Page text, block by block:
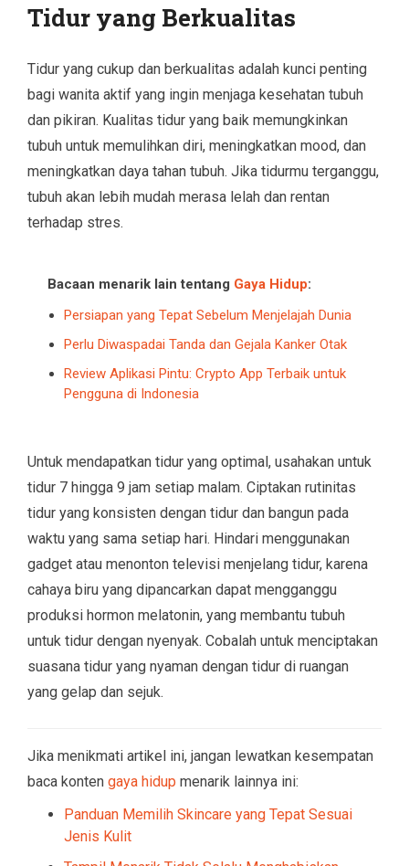
Tidur yang Berkualitas
Tidur yang cukup dan berkualitas adalah kunci penting
bagi wanita aktif yang ingin menjaga kesehatan tubuh
dan pikiran. Kualitas tidur yang baik memungkinkan
tubuh untuk memulihkan diri, meningkatkan mood, dan
meningkatkan daya tahan tubuh. Jika tidurmu terganggu,
tubuh akan lebih mudah merasa lelah dan rentan
terhadap stres.
Bacaan menarik lain tentang Gaya Hidup:
Persiapan yang Tepat Sebelum Menjelajah Dunia
Perlu Diwaspadai Tanda dan Gejala Kanker Otak
Review Aplikasi Pintu: Crypto App Terbaik untuk
Pengguna di Indonesia
Untuk mendapatkan tidur yang optimal, usahakan untuk
tidur 7 hingga 9 jam setiap malam. Ciptakan rutinitas
tidur yang konsisten dengan tidur dan bangun pada
waktu yang sama setiap hari. Hindari menggunakan
gadget atau menonton televisi menjelang tidur, karena
cahaya biru yang dipancarkan dapat mengganggu
produksi hormon melatonin, yang membantu tubuh
untuk tidur dengan nyenyak. Cobalah untuk menciptakan
suasana tidur yang nyaman dengan tidur di ruangan
yang gelap dan sejuk.
Jika menikmati artikel ini, jangan lewatkan kesempatan
baca konten gaya hidup menarik lainnya ini:
Panduan Memilih Skincare yang Tepat Sesuai
Jenis Kulit